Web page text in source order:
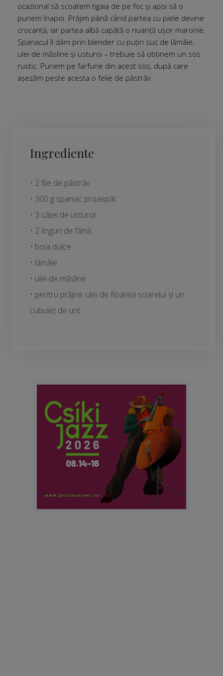
ocazional să scoatem tigaia de pe foc și apoi să o
punem înapoi. Prăjim până când partea cu piele devine
crocantă, iar partea albă capătă o nuanță ușor maronie.
Spanacul îl dăm prin blender cu puțin suc de lămâie,
ulei de măsline și usturoi – trebuie să obținem un sos
rustic. Punem pe farfurie din acest sos, după care
așezăm peste acesta o felie de păstrăv.
Ingrediente
• 2 file de păstrăv
• 300 g spanac proaspăt
• 3 căței de usturoi
• 2 linguri de făină
• boia dulce
• lămâie
• ulei de măsline
• pentru prăjire: ulei de floarea soarelui și un
cubuleț de unt